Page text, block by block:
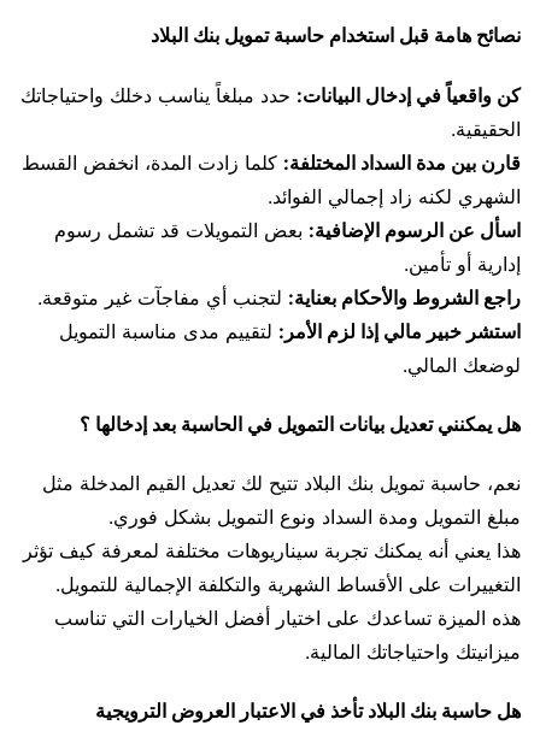
نصائح هامة قبل استخدام حاسبة تمويل بنك البلاد
كن واقعياً في إدخال البيانات: حدد مبلغاً يناسب دخلك واحتياجاتك
الحقيقية.
قارن بين مدة السداد المختلفة: كلما زادت المدة، انخفض القسط
الشهري لكنه زاد إجمالي الفوائد.
اسأل عن الرسوم الإضافية: بعض التمويلات قد تشمل رسوم
إدارية أو تأمين.
راجع الشروط والأحكام بعناية: لتجنب أي مفاجآت غير متوقعة.
استشر خبير مالي إذا لزم الأمر: لتقييم مدى مناسبة التمويل
لوضعك المالي.
هل يمكنني تعديل بيانات التمويل في الحاسبة بعد إدخالها ؟
نعم، حاسبة تمويل بنك البلاد تتيح لك تعديل القيم المدخلة مثل
مبلغ التمويل ومدة السداد ونوع التمويل بشكل فوري.
هذا يعني أنه يمكنك تجربة سيناريوهات مختلفة لمعرفة كيف تؤثر
التغييرات على الأقساط الشهرية والتكلفة الإجمالية للتمويل.
هذه الميزة تساعدك على اختيار أفضل الخيارات التي تناسب
ميزانيتك واحتياجاتك المالية.
هل حاسبة بنك البلاد تأخذ في الاعتبار العروض الترويجية